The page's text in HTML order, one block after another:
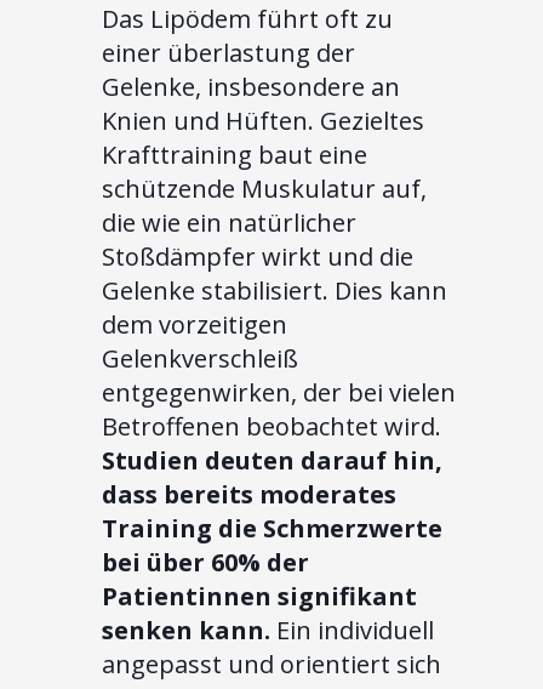
Das Lipödem führt oft zu
einer überlastung der
Gelenke, insbesondere an
Knien und Hüften. Gezieltes
Krafttraining baut eine
schützende Muskulatur auf,
die wie ein natürlicher
Stoßdämpfer wirkt und die
Gelenke stabilisiert. Dies kann
dem vorzeitigen
Gelenkverschleiß
entgegenwirken, der bei vielen
Betroffenen beobachtet wird.
Studien deuten darauf hin,
dass bereits moderates
Training die Schmerzwerte
bei über 60% der
Patientinnen signifikant
senken kann. Ein individuell
angepasst und orientiert sich